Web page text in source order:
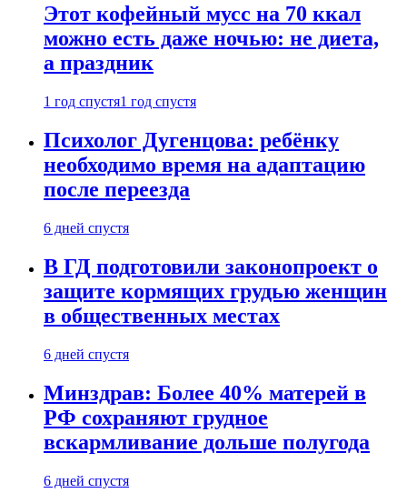
Этот кофейный мусс на 70 ккал
можно есть даже ночью: не диета,
а праздник
1 год спустя1 год спустя
Психолог Дугенцова: ребёнку
необходимо время на адаптацию
после переезда
6 дней спустя
В ГД подготовили законопроект о
защите кормящих грудью женщин
в общественных местах
6 дней спустя
Минздрав: Более 40% матерей в
РФ сохраняют грудное
вскармливание дольше полугода
6 дней спустя